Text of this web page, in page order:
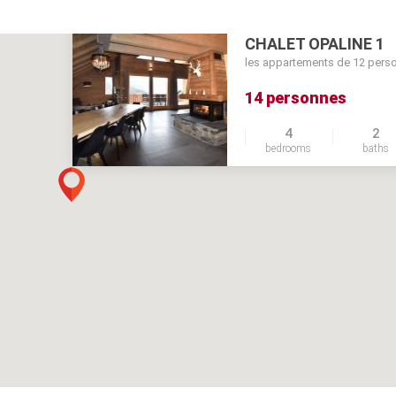
CHALET OPALINE 1
les appartements de 12
14 personnes
4
bedrooms
2
baths